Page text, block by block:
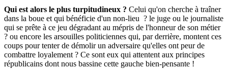
Qui est alors le plus turpitudineux ? Celui qu'on cherche à traîner
dans la boue et qui bénéficie d'un non-lieu ? le juge ou le journaliste
qui se prête à ce jeu dégradant au mépris de l'honneur de son métier
? ou encore les arsouilles politiciennes qui, par derrière, montent ces
coups pour tenter de démolir un adversaire qu'elles ont peur de
combattre loyalement ? Ce sont eux qui attentent aux principes
républicains dont nous bassine cette gauche bien-pensante !